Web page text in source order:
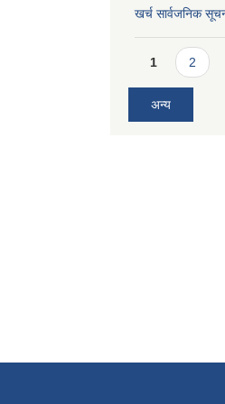
खर्च सार्वजनिक
Pages
1 2
अन्य